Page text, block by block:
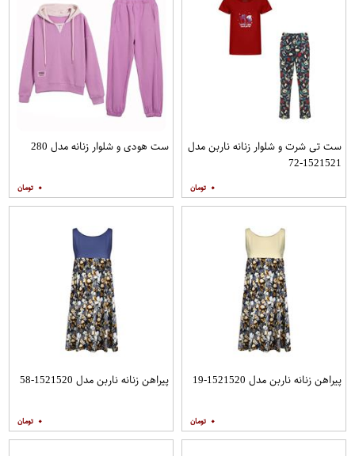
ست تی شرت و شلوار زنانه ناربن مدل
1521521-72
۰
ست هودی و شلوار زنانه مدل 280
۰
پیراهن زنانه ناربن مدل 1521520-19
۰
پیراهن زنانه ناربن مدل 1521520-58
۰